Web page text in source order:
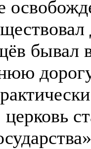
бывал